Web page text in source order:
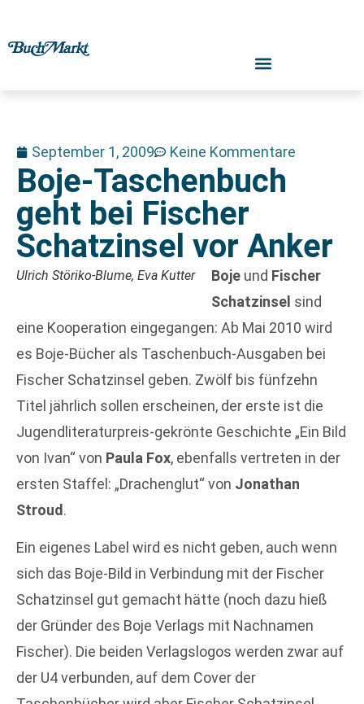
September 1, 2009 Keine Kommentare
Boje-Taschenbuch
geht bei Fischer
Schatzinsel vor Anker
Ulrich Störiko-Blume, Eva Kutter Boje und Fischer
Schatzinsel sind
eine Kooperation eingegangen: Ab Mai 2010 wird
es Boje-Bücher als Taschenbuch-Ausgaben bei
Fischer Schatzinsel geben. Zwölf bis fünfzehn
Titel jährlich sollen erscheinen, der erste ist die
Jugendliteraturpreis-gekrönte Geschichte „Ein Bild
von Ivan“ von Paula Fox, ebenfalls vertreten in der
ersten Staffel: „Drachenglut“ von Jonathan
Stroud .
Ein eigenes Label wird es nicht geben, auch wenn
sich das Boje-Bild in Verbindung mit der Fischer
Schatzinsel gut gemacht hätte (noch dazu hieß
der Gründer des Boje Verlags mit Nachnamen
Fischer). Die beiden Verlagslogos werden zwar auf
der U4 verbunden, auf dem Cover der